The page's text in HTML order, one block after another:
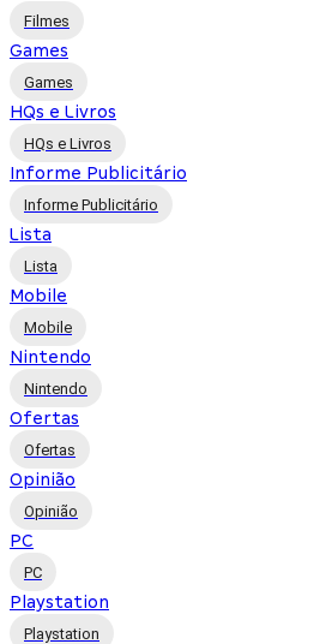
Filmes
Games
Games
HQs e Livros
HQs e Livros
Informe Publicitário
Informe Publicitário
Lista
Lista
Mobile
Mobile
Nintendo
Nintendo
Ofertas
Ofertas
Opinião
Opinião
PC
PC
Playstation
Playstation